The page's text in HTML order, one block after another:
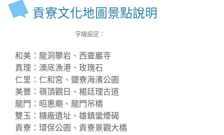
貢寮文化地圖景點說明
字級設定：
和美：龍洞攀岩、西靈巖寺
真理：澳底漁港、玫瑰石
仁里：仁和宮、鹽寮海濱公園
美豐：嶺頂觀日、楊廷理古道
龍門：昭惠廟、龍門吊橋
雙玉：糖廠遺址、雄鎮蠻煙碣
貢寮：環保公園、貢寮景觀大橋